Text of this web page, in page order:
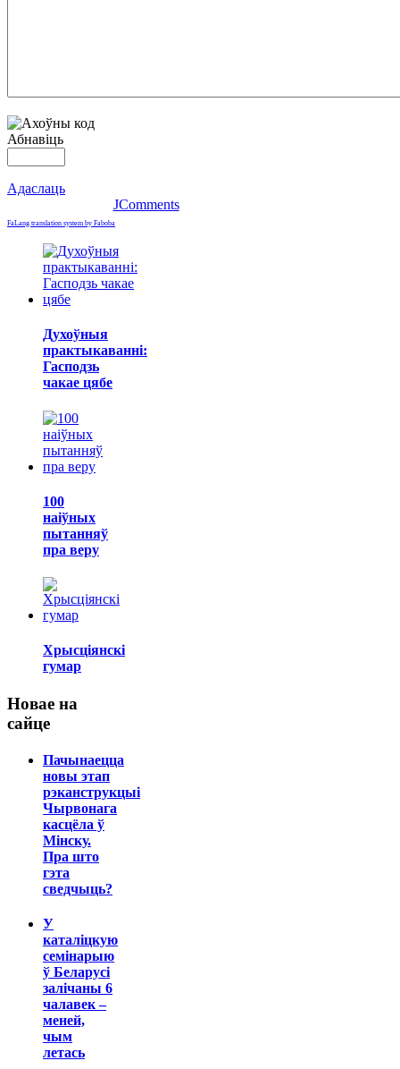
Абнавіць
Адаслаць
JComments
FaLang translation system by Faboba
Духоўныя
практыкаванні:
Гасподзь
чакае цябе
100
наіўных
пытанняў
пра веру
Хрысціянскі
гумар
Новае на
сайце
Пачынаецца
новы этап
рэканструкцыі
Чырвонага
касцёла ў
Мінску.
Пра што
гэта
сведчыць?
У
каталіцкую
семінарыю
ў Беларусі
залічаны 6
чалавек –
меней,
чым
летась